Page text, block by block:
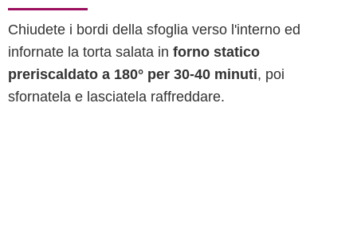
Chiudete i bordi della sfoglia verso l'interno ed
infornate la torta salata in forno statico
preriscaldato a 180° per 30-40 minuti, poi
sfornatela e lasciatela raffreddare.